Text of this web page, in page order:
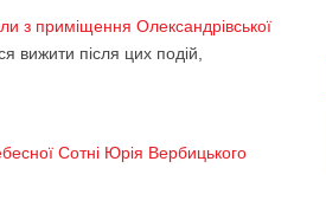
з приміщення Олександрівської
вижити після цих подій,
Сотні Юрія Вербицького